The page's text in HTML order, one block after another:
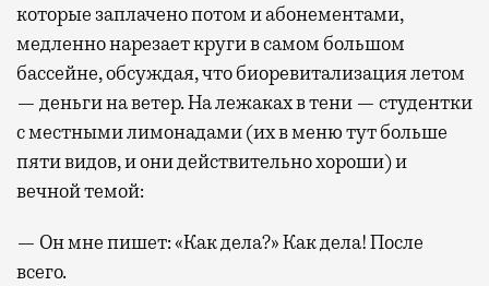
которые заплачено потом и абонементами,
медленно нарезает круги в самом большом
бассейне, обсуждая, что биоревитализация летом
— деньги на ветер. На лежаках в тени — студентки
с местными лимонадами (их в меню тут больше
пяти видов, и они действительно хороши) и
вечной темой:
— Он мне пишет: «Как дела?» Как дела! После
всего.